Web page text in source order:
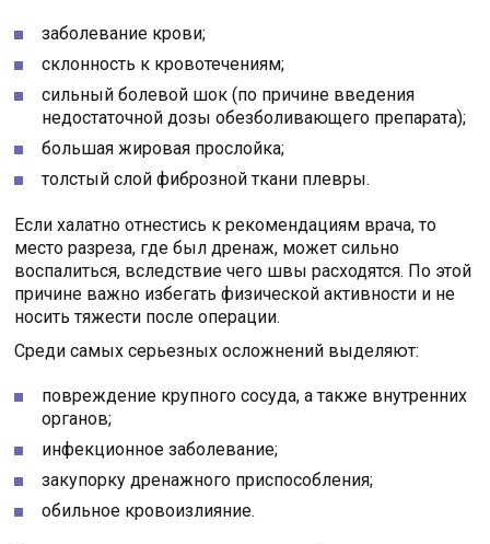
заболевание крови;
склонность к кровотечениям;
сильный болевой шок (по причине введения
недостаточной дозы обезболивающего препарата);
большая жировая прослойка;
толстый слой фиброзной ткани плевры.
Если халатно отнестись к рекомендациям врача, то
место разреза, где был дренаж, может сильно
воспалиться, вследствие чего швы расходятся. По этой
причине важно избегать физической активности и не
носить тяжести после операции.
Среди самых серьезных осложнений выделяют:
повреждение крупного сосуда, а также внутренних
органов;
инфекционное заболевание;
закупорку дренажного приспособления;
обильное кровоизлияние.